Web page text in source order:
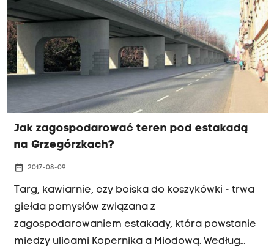
turystycznemu północy naszego regionu.
Jak zagospodarować teren pod estakadą
na Grzegórzkach?
date_range 2017-08-09
Targ, kawiarnie, czy boiska do koszykówki - trwa
giełda pomysłów związana z
zagospodarowaniem estakady, która powstanie
miedzy ulicami Kopernika a Miodową. Według